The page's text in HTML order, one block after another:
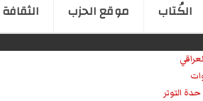
الكُتاب موقع الحزب
التوتر